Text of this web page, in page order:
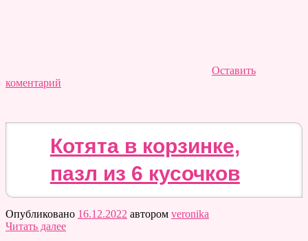
Оставить
коментарий
Котята в корзинке,
пазл из 6 кусочков
Опубликовано 16.12.2022 автором veronika
Читать далее